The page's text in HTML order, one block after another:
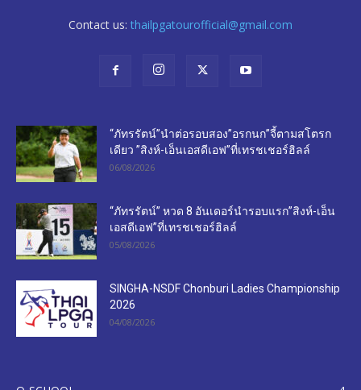
Contact us: thailpgatourofficial@gmail.com
“ภัทรรัตน์”นำต่อรอบสอง”อรกนก”จี้ตามสโตรก
เดียว ”สิงห์-เอ็นเอสดีเอฟ”ที่เทรชเชอร์ฮิลล์
06/08/2026
“ภัทรรัตน์” หวด 8 อันเดอร์นำรอบแรก”สิงห์-เอ็น
เอสดีเอฟ”ที่เทรชเชอร์ฮิลล์
05/08/2026
SINGHA-NSDF Chonburi Ladies Championship
2026
04/08/2026